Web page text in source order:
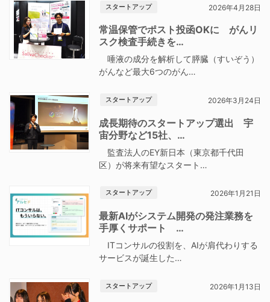
スタートアップ 2026年4月28日
常温保管でポスト投函OKに がんリ
スク検査手続きを…
唾液の成分を解析して膵臓（すいぞう）
がんなど最大6つのがん…
スタートアップ 2026年3月24日
成長期待のスタートアップ選出 宇
宙分野など15社、…
監査法人のEY新日本（東京都千代田
区）が将来有望なスタート…
スタートアップ 2026年1月21日
最新AIがシステム開発の発注業務を
手厚くサポート …
ITコンサルの役割を、AIが肩代わりする
サービスが誕生した…
スタートアップ 2026年1月13日